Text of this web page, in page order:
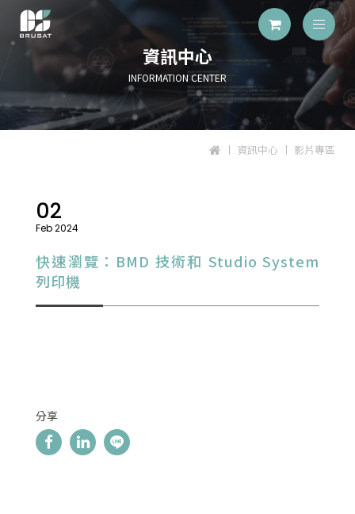
資訊中心
INFORMATION CENTER
資訊中心 影片專區
02
Feb 2024
快速瀏覽：BMD 技術和 Studio System
列印機
分享